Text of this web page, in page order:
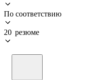
По соответствию
20 резюме